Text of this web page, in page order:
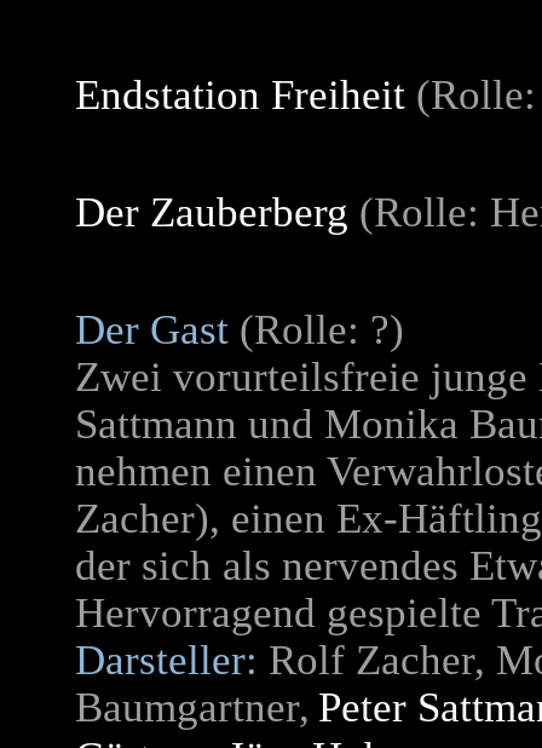
Endstation Freiheit
Der Zauberberg (Rolle:
Der Gast (Rolle: ?)
Zwei vorurteilsfreie junge
Sattmann und Monika
nehmen einen
Zacher), einen Ex-
der sich als nervendes
Hervorragend gespielte
Darsteller: Rolf Zacher,
Baumgartner, Peter